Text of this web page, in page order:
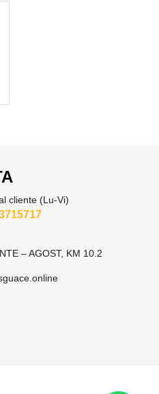
cliente (Lu-Vi)
– AGOST, KM 10.2